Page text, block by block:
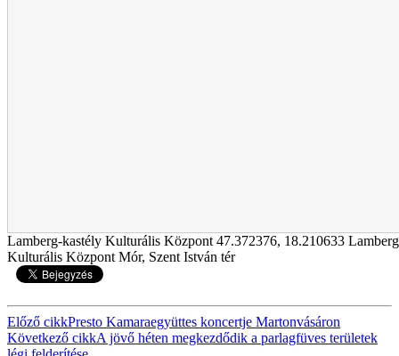
Lamberg-kastély Kulturális Központ 47.372376, 18.210633
Kulturális Központ Mór, Szent István tér
Előző cikkPresto Kamaraegyüttes koncertje Martonvásáron
Következő cikkA jövő héten megkezdődik a parlagfüves területek